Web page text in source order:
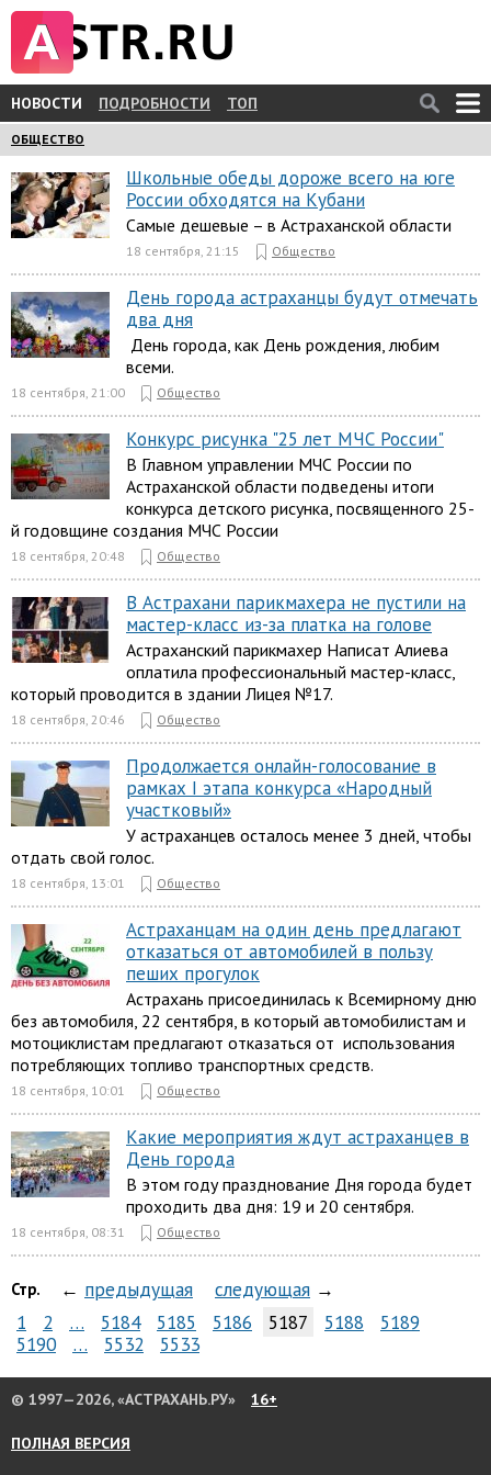
НОВОСТИ ПОДРОБНОСТИ ТОП
ОБЩЕСТВО
Школьные обеды дороже всего на юге
России обходятся на Кубани
Самые дешевые – в Астраханской области
18 сентября, 21:15 Общество
День города астраханцы будут отмечать
два дня
День города, как День рождения, любим
всеми.
18 сентября, 21:00 Общество
Конкурс рисунка "25 лет МЧС России"
В Главном управлении МЧС России по
Астраханской области подведены итоги
конкурса детского рисунка, посвященного 25-
й годовщине создания МЧС России
18 сентября, 20:48 Общество
В Астрахани парикмахера не пустили на
мастер-класс из-за платка на голове
Астраханский парикмахер Написат Алиева
оплатила профессиональный мастер-класс,
который проводится в здании Лицея №17.
18 сентября, 20:46 Общество
Продолжается онлайн-голосование в
рамках I этапа конкурса «Народный
участковый»
У астраханцев осталось менее 3 дней, чтобы
отдать свой голос.
18 сентября, 13:01 Общество
Астраханцам на один день предлагают
отказаться от автомобилей в пользу
пеших прогулок
Астрахань присоединилась к Всемирному дню
без автомобиля, 22 сентября, в который автомобилистам и
мотоциклистам предлагают отказаться от использования
потребляющих топливо транспортных средств.
18 сентября, 10:01 Общество
Какие мероприятия ждут астраханцев в
День города
В этом году празднование Дня города будет
проходить два дня: 19 и 20 сентября.
18 сентября, 08:31 Общество
Стр. ← предыдущая следующая →
1
2 … 5184 5185 5186 5187 5188
5189
5190
… 5532 5533
© 1997—2026, «АСТРАХАНЬ.РУ» 16+
ПОЛНАЯ ВЕРСИЯ